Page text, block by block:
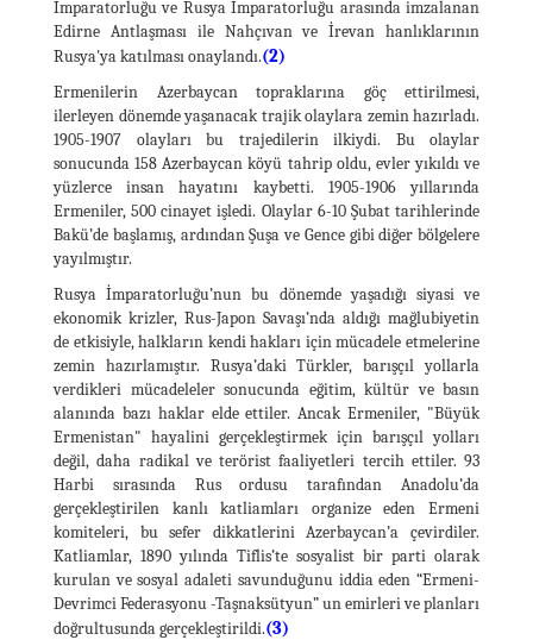
İmparatorluğu ve Rusya İmparatorluğu arasında imzalanan
Edirne Antlaşması ile Nahçıvan ve İrevan hanlıklarının
Rusya'ya katılması onaylandı.(2)
Ermenilerin Azerbaycan topraklarına göç ettirilmesi,
ilerleyen dönemde yaşanacak trajik olaylara zemin hazırladı.
1905-1907 olayları bu trajedilerin ilkiydi. Bu olaylar
sonucunda 158 Azerbaycan köyü tahrip oldu, evler yıkıldı ve
yüzlerce insan hayatını kaybetti. 1905-1906 yıllarında
Ermeniler, 500 cinayet işledi. Olaylar 6-10 Şubat tarihlerinde
Bakü’de başlamış, ardından Şuşa ve Gence gibi diğer bölgelere
yayılmıştır.
Rusya İmparatorluğu’nun bu dönemde yaşadığı siyasi ve
ekonomik krizler, Rus-Japon Savaşı’nda aldığı mağlubiyetin
de etkisiyle, halkların kendi hakları için mücadele etmelerine
zemin hazırlamıştır. Rusya’daki Türkler, barışçıl yollarla
verdikleri mücadeleler sonucunda eğitim, kültür ve basın
alanında bazı haklar elde ettiler. Ancak Ermeniler, "Büyük
Ermenistan" hayalini gerçekleştirmek için barışçıl yolları
değil, daha radikal ve terörist faaliyetleri tercih ettiler. 93
Harbi sırasında Rus ordusu tarafından Anadolu’da
gerçekleştirilen kanlı katliamları organize eden Ermeni
komiteleri, bu sefer dikkatlerini Azerbaycan’a çevirdiler.
Katliamlar, 1890 yılında Tiflis’te sosyalist bir parti olarak
kurulan ve sosyal adaleti savunduğunu iddia eden “Ermeni-
Devrimci Federasyonu -Taşnaksütyun” un emirleri ve planları
doğrultusunda gerçekleştirildi.(3)